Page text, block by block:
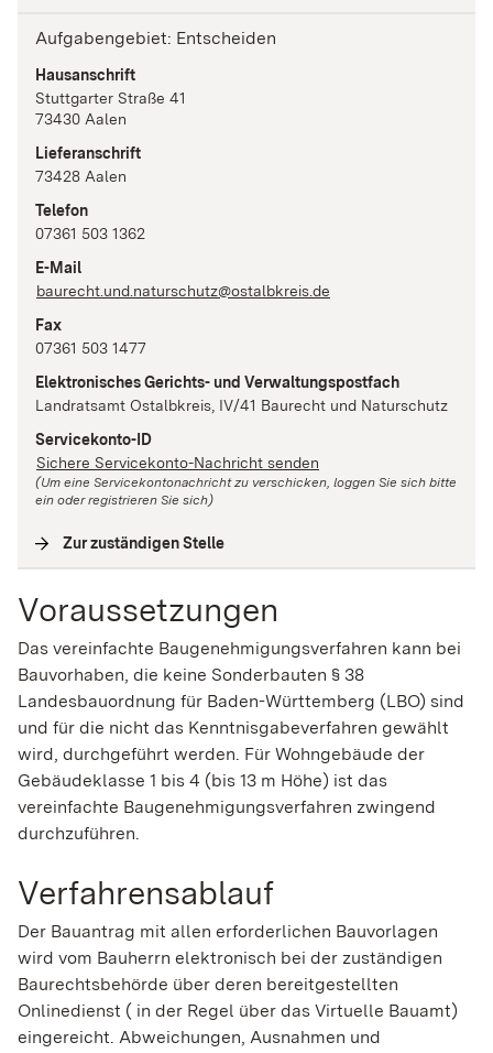
Aufgabengebiet: Entscheiden
Hausanschrift
Stuttgarter Straße 41
73430 Aalen
Lieferanschrift
73428 Aalen
Telefon
07361 503 1362
E-Mail
baurecht.und.naturschutz@ostalbkreis.de
Fax
07361 503 1477
Elektronisches Gerichts- und Verwaltungspostfach
Landratsamt Ostalbkreis, IV/41 Baurecht und Naturschutz
Servicekonto-ID
Sichere Servicekonto-Nachricht senden
(Um eine Servicekontonachricht zu verschicken, loggen Sie sich bitte
ein oder registrieren Sie sich)
Zur zuständigen Stelle
Voraussetzungen
Das vereinfachte Baugenehmigungsverfahren kann bei
Bauvorhaben, die keine Sonderbauten § 38
Landesbauordnung für Baden-Württemberg (LBO) sind
und für die nicht das Kenntnisgabeverfahren gewählt
wird, durchgeführt werden. Für Wohngebäude der
Gebäudeklasse 1 bis 4 (bis 13 m Höhe) ist das
vereinfachte Baugenehmigungsverfahren zwingend
durchzuführen.
Verfahrensablauf
Der Bauantrag mit allen erforderlichen Bauvorlagen
wird vom Bauherrn elektronisch bei der zuständigen
Baurechtsbehörde über deren bereitgestellten
Onlinedienst ( in der Regel über das Virtuelle Bauamt)
eingereicht. Abweichungen, Ausnahmen und